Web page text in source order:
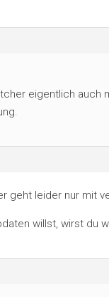
eigentlich auch
geht leider nur mit
willst, wirst du